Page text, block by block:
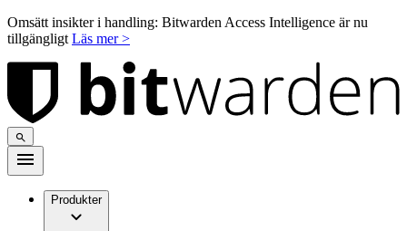
Omsätt insikter i handling: Bitwarden Access Intelligence är nu
tillgängligt Läs mer >
Produkter